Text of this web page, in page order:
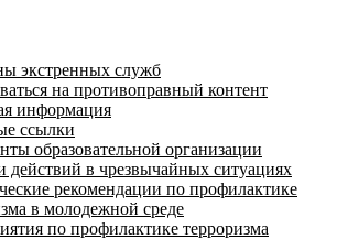
экстренных служб
на противоправный контент
информация
ссылки
образовательной организации
действий в чрезвычайных ситуациях
рекомендации по профилактике
в молодежной среде
по профилактике терроризма